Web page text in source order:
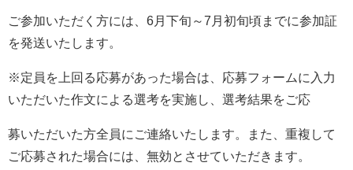
ご参加いただく方には、6月下旬～7月初旬頃までに参加証
を発送いたします。
※定員を上回る応募があった場合は、応募フォームに入力
いただいた作文による選考を実施し、選考結果をご応
募いただいた方全員にご連絡いたします。また、重複して
ご応募された場合には、無効とさせていただきます。